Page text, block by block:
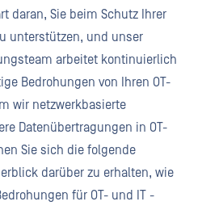
daran, Sie beim Schutz Ihrer
unterstützen, und unser
arbeitet kontinuierlich
Bedrohungen von Ihren OT-
wir netzwerkbasierte
Datenübertragungen in OT-
Sie sich die folgende
darüber zu erhalten, wie
für OT- und IT -